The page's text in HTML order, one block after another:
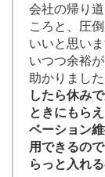
会社の帰り
ころと、圧
いいと思い
いつつ余裕
助かりました
したら休み
ときにもら
ベーション
用できるの
らっと入れ